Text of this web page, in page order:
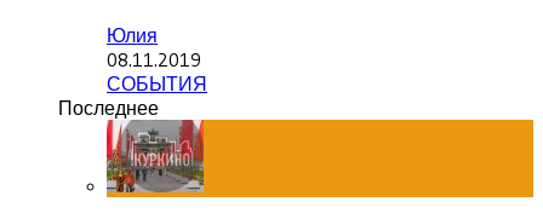
Юлия
08.11.2019
СОБЫТИЯ
Последнее